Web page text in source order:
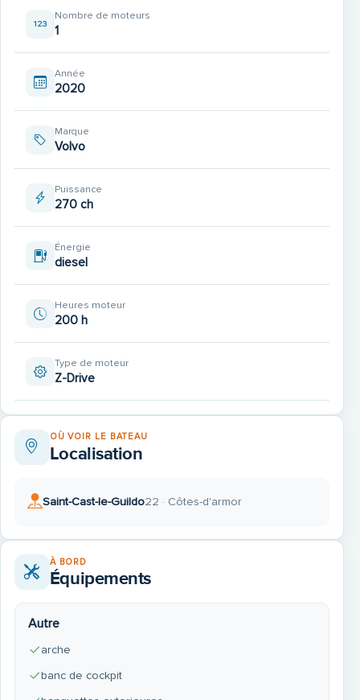
Nombre de moteurs
1
Année
2020
Marque
Volvo
Puissance
270 ch
Énergie
diesel
Heures moteur
200 h
Type de moteur
Z-Drive
OÙ VOIR LE BATEAU
Localisation
Saint-Cast-le-Guildo22 · Côtes-d'armor
À BORD
Équipements
Autre
arche
banc de cockpit